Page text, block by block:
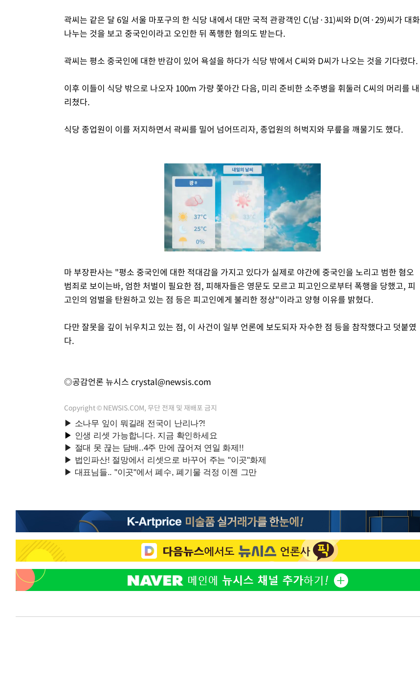
곽씨는 같은 달 6일 서울 마포구의 한 식당 내에서 대만 국적 관광객인 C(남·31)씨와 D(여·29)씨가 대화
나누는 것을 보고 중국인이라고 오인한 뒤 폭행한 혐의도 받는다.
곽씨는 평소 중국인에 대한 반감이 있어 욕설을 하다가 식당 밖에서 C씨와 D씨가 나오는 것을 기다렸다.
이후 이들이 식당 밖으로 나오자 100m 가량 쫓아간 다음, 미리 준비한 소주병을 휘둘러 C씨의 머리를 내
리쳤다.
식당 종업원이 이를 저지하면서 곽씨를 밀어 넘어뜨리자, 종업원의 허벅지와 무릎을 깨물기도 했다.
Mute
마 부장판사는 "평소 중국인에 대한 적대감을 가지고 있다가 실제로 야간에 중국인을 노리고 범한 혐오
범죄로 보이는바, 엄한 처벌이 필요한 점, 피해자들은 영문도 모르고 피고인으로부터 폭행을 당했고, 피
고인의 엄벌을 탄원하고 있는 점 등은 피고인에게 불리한 정상"이라고 양형 이유를 밝혔다.
다만 잘못을 깊이 뉘우치고 있는 점, 이 사건이 일부 언론에 보도되자 자수한 점 등을 참작했다고 덧붙였
다.
◎공감언론 뉴시스 crystal@newsis.com
Copyright © NEWSIS.COM, 무단 전재 및 재배포 금지